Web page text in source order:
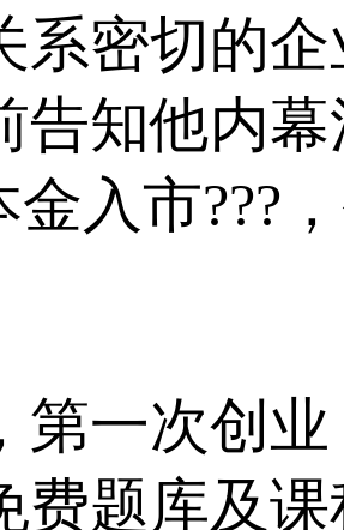
系密切的
知他内
入市???
次创业
题库及课